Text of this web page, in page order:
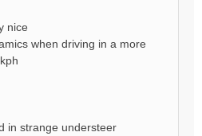
nice
when driving in a more
in strange understeer